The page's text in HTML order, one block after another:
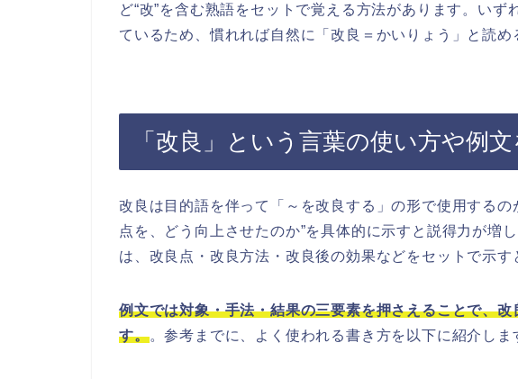
ど“改”を含む熟語をセットで覚える方法があります。い
ているため、慣れれば自然に「改良＝かいりょう」と読め
「改良」という言葉の使い方や例文
改良は目的語を伴って「～を改良する」の形で使用する
点を、どう向上させたのか”を具体的に示すと説得力が増
は、改良点・改良方法・改良後の効果などをセットで示す
例文では対象・手法・結果の三要素を押さえることで、
す。。参考までに、よく使われる書き方を以下に紹介しま